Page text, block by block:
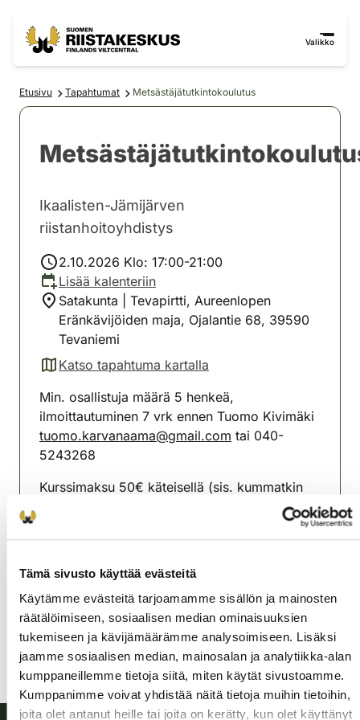
Tämä sivusto käyttää evästeitä
Käytämme evästeitä tarjoamamme sisällön ja mainosten
räätälöimiseen, sosiaalisen median ominaisuuksien
tukemiseen ja kävijämäärämme analysoimiseen. Lisäksi
jaamme sosiaalisen median, mainosalan ja analytiikka-alan
kumppaneillemme tietoja siitä, miten käytät sivustoamme.
Kumppanimme voivat yhdistää näitä tietoja muihin tietoihin,
joita olet antanut heille tai joita on kerätty, kun olet käyttänyt
Valikko
Etusivu Tapahtumat Metsästäjätutkintokoulutus
Ikaalisten-Jämijärven
riistanhoitoyhdistys
2.10.2026 Klo: 17:00-21:00
Lisää kalenteriin
Satakunta | Tevapirtti, Aureenlopen
Eränkävijöiden maja, Ojalantie 68, 39590
Tevaniemi
Katso tapahtuma kartalla
(avautuu uuteen välilehteen)
Min. osallistuja määrä 5 henkeä,
ilmoittautuminen 7 vrk ennen Tuomo Kivimäki
tuomo.karvanaama@gmail.com tai 040-
5243268
Kurssimaksu 50€ käteisellä (sis. kummatkin
Ikaalisten-Jämijärven
Satakunta
040-5243268